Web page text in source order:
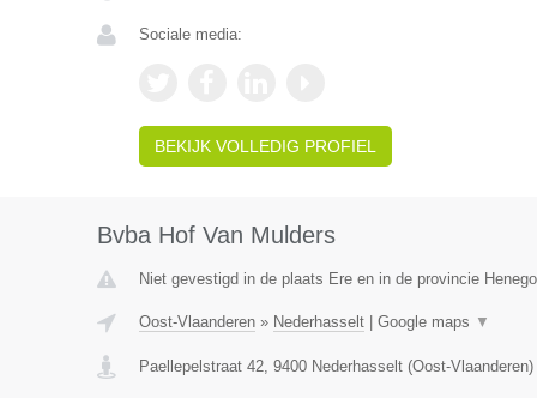
Sociale media:
BEKIJK VOLLEDIG PROFIEL
Bvba Hof Van Mulders
Niet gevestigd in de plaats Ere en in de provincie
Oost-Vlaanderen» Nederhasselt| Google maps ▼
Paellepelstraat 42, 9400 Nederhasselt(Oost-Vlaanderen)